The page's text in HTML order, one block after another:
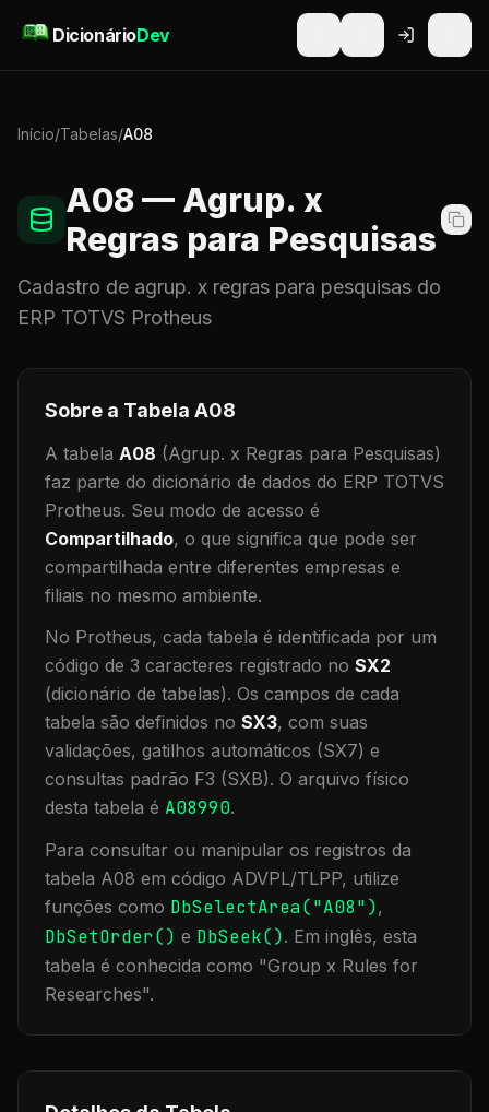
DicionárioDev
Início/Tabelas/A08
A08— Agrup. x
Regras para Pesquisas
Cadastro de agrup. x regras para pesquisas do
ERP TOTVS Protheus
Sobre a Tabela A08
A tabela A08 (Agrup. x Regras para Pesquisas)
faz parte do dicionário de dados do ERP TOTVS
Protheus. Seu modo de acesso é
Compartilhado, o que significa que pode ser
compartilhada entre diferentes empresas e
filiais no mesmo ambiente.
No Protheus, cada tabela é identificada por um
código de 3 caracteres registrado no SX2
(dicionário de tabelas). Os campos de cada
tabela são definidos no SX3, com suas
validações, gatilhos automáticos (SX7) e
consultas padrão F3 (SXB). O arquivo físico
desta tabela é A08990.
Para consultar ou manipular os registros da
tabela A08 em código ADVPL/TLPP, utilize
funções como DbSelectArea("A08"),
DbSetOrder() e DbSeek(). Em inglês, esta
tabela é conhecida como "Group x Rules for
Researches".